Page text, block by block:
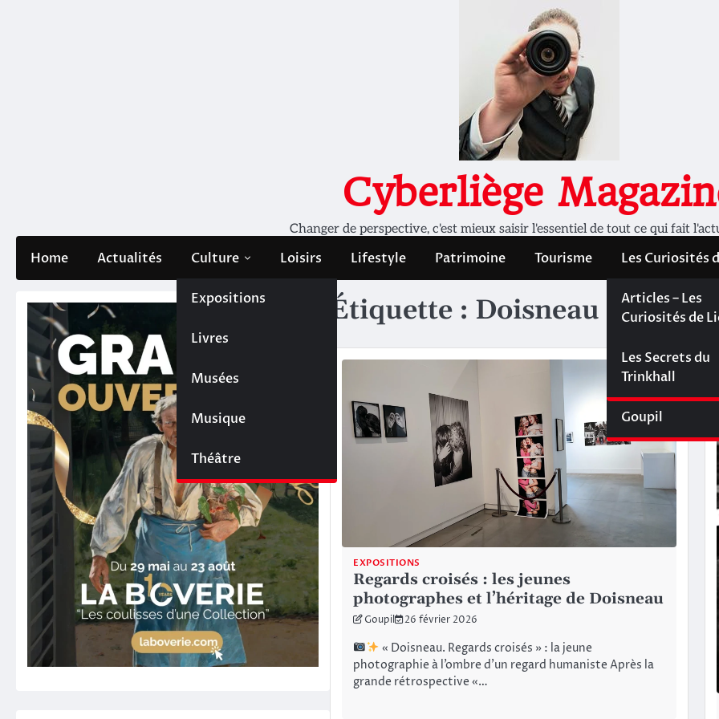
Cyberliège
Changer de perspective, c'est mieux saisir l'essentiel de tout ce qui fait
Home Actualités Culture
Expositions
Livres
Musées
Musique
Théâtre
Loisirs Lifestyle Patrimoine Tourisme Les Curiosités
Les Curiosités de
Liège
Articles – Les
Curiosités de
Les dossiers de
Cyberliège
Les Secrets du
Trinkhall
Goupil
Étiquette : Doisneau
EXPOSITIONS
Regards croisés : les jeunes
photographes et l’héritage de Doisneau
Goupil 26 février 2026
« Doisneau. Regards croisés » : la jeune
photographie à l’ombre d’un regard humaniste Après la
grande rétrospective «…